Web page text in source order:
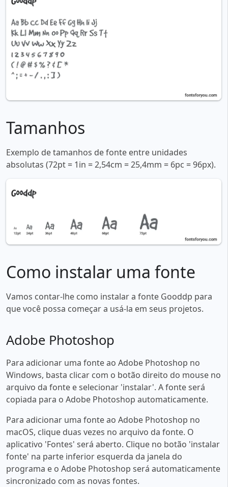
Tamanhos
Exemplo de tamanhos de fonte entre unidades
absolutas (72pt = 1in = 2,54cm = 25,4mm = 6pc = 96px).
Como instalar uma fonte
Vamos contar-lhe como instalar a fonte Gooddp para
que você possa começar a usá-la em seus projetos.
Adobe Photoshop
Para adicionar uma fonte ao Adobe Photoshop no
Windows, basta clicar com o botão direito do mouse no
arquivo da fonte e selecionar 'instalar'. A fonte será
copiada para o Adobe Photoshop automaticamente.
Para adicionar uma fonte ao Adobe Photoshop no
macOS, clique duas vezes no arquivo da fonte. O
aplicativo 'Fontes' será aberto. Clique no botão 'instalar
fonte' na parte inferior esquerda da janela do
programa e o Adobe Photoshop será automaticamente
sincronizado com as novas fontes.